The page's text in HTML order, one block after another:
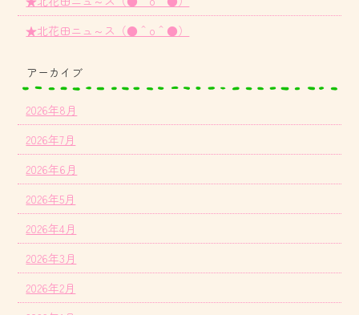
★北花田ニュ～ス（●＾o＾●）
アーカイブ
2026年8月
2026年7月
2026年6月
2026年5月
2026年4月
2026年3月
2026年2月